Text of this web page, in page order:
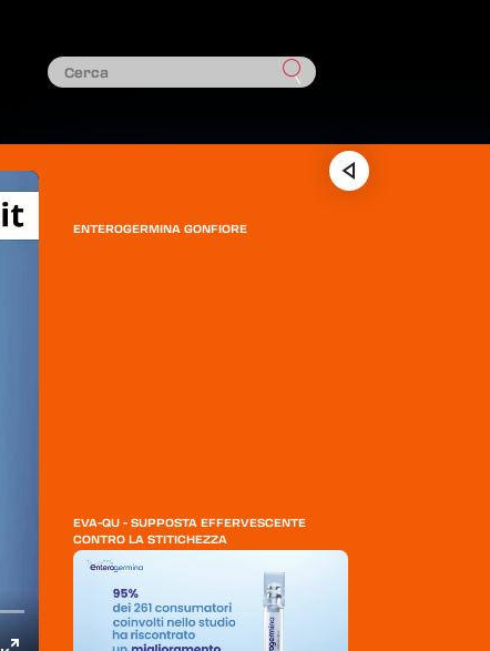
ENTEROGERMINA GONFIORE
EVA-QU - SUPPOSTA EFFERVESCENTE
CONTRO LA STITICHEZZA